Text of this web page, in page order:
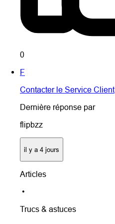
0
F
Contacter le Service Client
Dernière réponse par
flipbzz
il y a 4 jours
Articles
•
Trucs & astuces